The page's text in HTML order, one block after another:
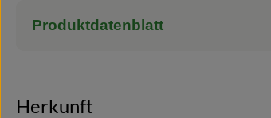
Produktdatenblatt
Herkunft